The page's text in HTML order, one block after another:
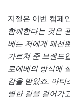
지젤은 이번 캠페
함께한다는 것은
베는 저에게 패션
가르쳐 준 브랜드
로에베의 방식에
감을 받았죠. 아티
별한 길을 걸어가